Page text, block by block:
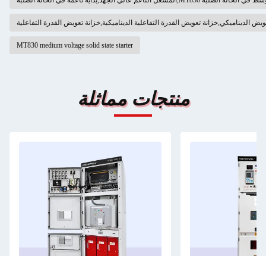
الديناميكي,خزانة تعويض القدرة التفاعلية الديناميكية,خزانة تعويض القدرة التفاعلية
MT830 medium voltage solid state starter
منتجات مماثلة